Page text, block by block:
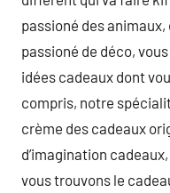
passioné des animaux,
passioné de déco,
idées cadeaux dont
compris, notre
crème des cadeaux
d’imagination
vous trouvons le